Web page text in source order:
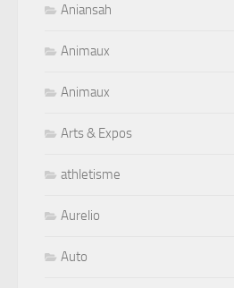
Aniansah
Animaux
Animaux
Arts & Expos
athletisme
Aurelio
Auto